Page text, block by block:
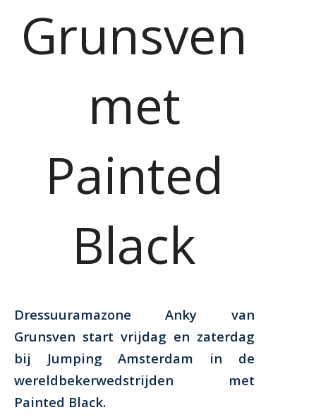
Grunsven
met
Painted
Black
Dressuuramazone Anky van
Grunsven start vrijdag en zaterdag
bij Jumping Amsterdam in de
wereldbekerwedstrijden met
Painted Black.